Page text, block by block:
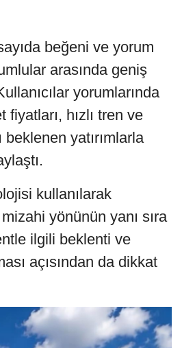
beğeni ve yorum
arasında geniş
yorumlarında
hızlı tren ve
beklenen yatırımlarla
kullanılarak
yönünün yanı sıra
ilgili beklenti ve
açısından da dikkat